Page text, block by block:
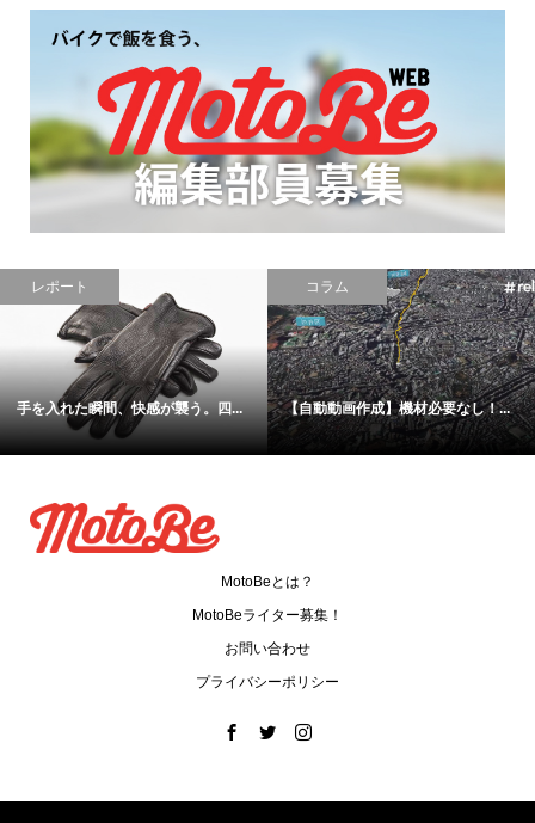
ニュース
CB,カブ,モンキー,CRFのニューカ...
ニュース
【イベント】バイク×アート×ミュ
MotoBeとは？
MotoBeライター募集！
お問い合わせ
プライバシーポリシー